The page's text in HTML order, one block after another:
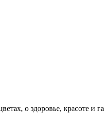
о здоровье, красоте и